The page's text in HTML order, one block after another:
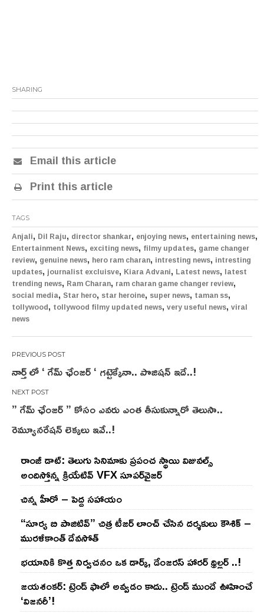
SHARING
Email this article
Print this article
TAGS
Anjali, Dil Raju, director shankar, enjoying news, entertaining news,
Entertainment News, exciting news, filmy updates, game changer
review, genuine news, hero ram charan, intresting news, intresting
updates, journalist excluisve, Kiara Advani, Latest news, latest
trending news, Ram Charan, ram charan game changer review,
social media, Star hero, star heroine, super news, taman ss,
tollywood, tollywood filmy updated news, very useful news, viral
news
Post
navigation
నార్త్ లో ‘ గేమ్ ఛేంజర్ ‘ గట్టెక్కేనా.. పొజిష‌న్ ఇదే..!
” గేమ్ ఛేంజర్ ” కోసం ఎవరు ఎంత తీసుకున్నారో తెలుసా..
రెమ్యూనరేషన్ లెక్కలు ఇవే..!
రాంజీ డాట్: తెలుగు సినిమాకు ప్రపంచ స్థాయి విజువల్స్
అందిస్తోన్న క్రియేటివ్ VFX సూపర్‌వైజర్
చిన్న హీరో – పెద్ద సహాయం
“సూర్య బి పాజిటివ్” చిత్ర టీజర్ లాంచ్ చేసిన‌ దర్శకులు కౌశిక్ –
మురళీకాంత్ దేవసోత్
భయానికి కొత్త నిర్వచనం ఒక డార్క్, డేంజరస్ హారర్ థ్రిల్లర్ ..!
జయశంకర్: ట్రెండ్‌ ఫాలో అవ్వడం కాదు.. ట్రెండ్‌ ముందే ఊహించే
‘విజనరీ’!